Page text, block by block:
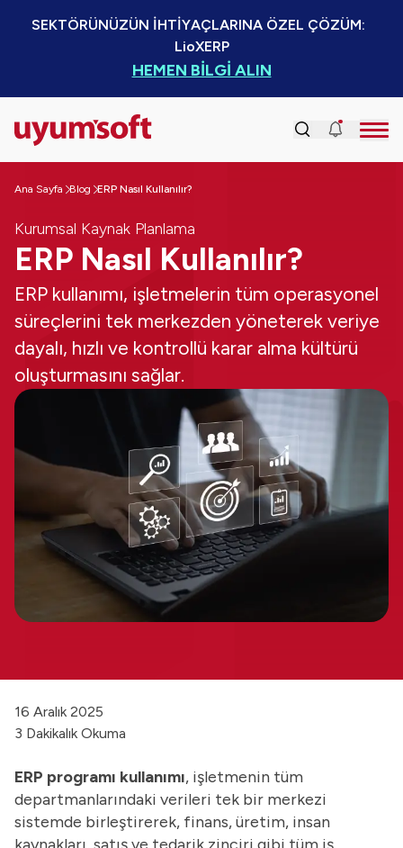
SEKTÖRÜNÜZÜN İHTİYAÇLARINA ÖZEL ÇÖZÜM:
LioXERP
HEMEN BİLGİ ALIN
Ana Sayfa Blog ERP Nasıl Kullanılır?
Kurumsal Kaynak Planlama
ERP Nasıl Kullanılır?
ERP kullanımı, işletmelerin tüm operasyonel
süreçlerini tek merkezden yöneterek veriye
dayalı, hızlı ve kontrollü karar alma kültürü
oluşturmasını sağlar.
16 Aralık 2025
3 Dakikalık Okuma
ERP programı kullanımı, işletmenin tüm
departmanlarındaki verileri tek bir merkezi
sistemde birleştirerek, finans, üretim, insan
kaynakları, satış ve tedarik zinciri gibi tüm iş